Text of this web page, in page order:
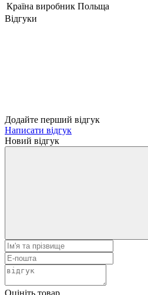
Країна виробник Польща
Відгуки
Додайте перший відгук
Написати відгук
Новий відгук
Оцініть товар